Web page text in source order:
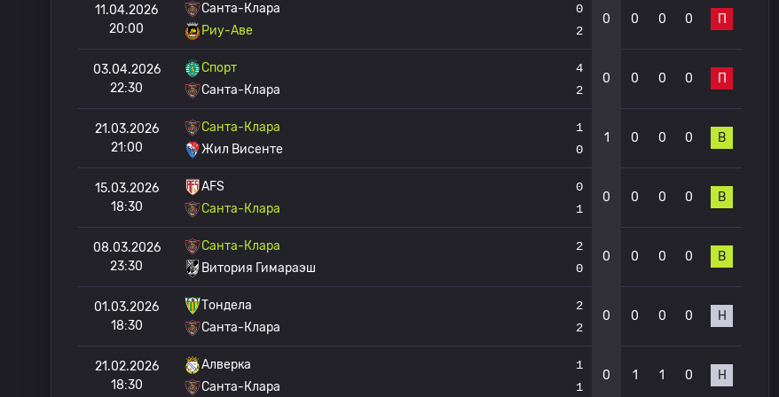
11.04.2026
20:00
Санта-Клара
Риу-Аве
0
2
0 0 0 0 П
03.04.2026
22:30
Спорт
Санта-Клара
4
2
0 0 0 0 П
21.03.2026
21:00
Санта-Клара
Жил Висенте
1
0
1 0 0 0 В
15.03.2026
18:30
AFS
Санта-Клара
0
1
0 0 0 0 В
08.03.2026
23:30
Санта-Клара
Витория Гимараэш
2
0
0 0 0 0 В
01.03.2026
18:30
Тондела
Санта-Клара
2
2
0 0 0 0 Н
21.02.2026
18:30
Алверка
Санта-Клара
1
1
0 1 1 0 Н